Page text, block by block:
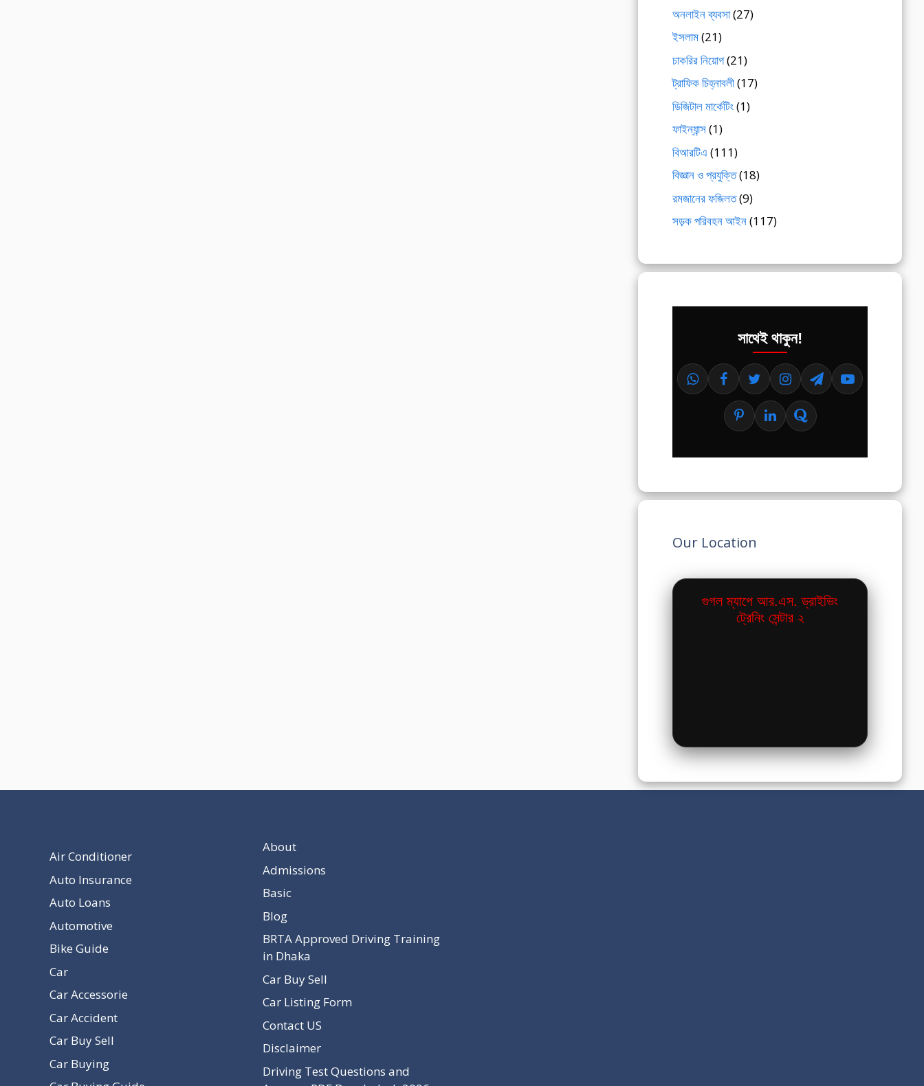
অনলাইন ব্যবসা(27)
ইসলাম(21)
চাকরির নিয়োগ(21)
ট্রাফিক চিহ্নাবলী(17)
ডিজিটাল মার্কেটিং(1)
ফাইন্যান্স(1)
বিআরটিএ (111)
বিজ্ঞান ও প্রযুক্তি(18)
রমজানের ফজিলত(9)
সড়ক পরিবহন আইন(117)
সাথেই থাকুন!
Our Location
গুগল ম্যাপে আর.এস. ড্রাইভিং
ট্রেনিং সেন্টার ২
Air Conditioner
Auto Insurance
Auto Loans
Automotive
Bike Guide
Car
Car Accessorie
Car Accident
Car Buy Sell
Car Buying
About
Admissions
Basic
Blog
BRTA Approved Driving Training
in Dhaka
Car Buy Sell
Car Listing Form
Contact US
Disclaimer
Driving Test Questions and